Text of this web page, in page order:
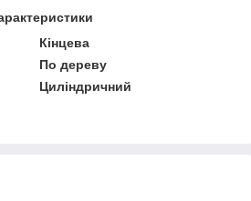
Кінцева
По дереву
Циліндричний